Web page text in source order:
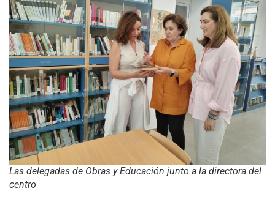
Las delegadas de Obras y Educación junto a la directora del
centro